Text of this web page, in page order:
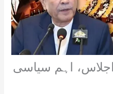
اجلاس، اہم سیاسی